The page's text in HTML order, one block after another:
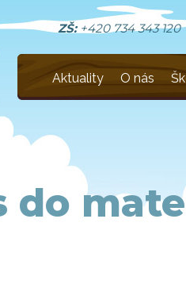
ZŠ: +420 734 343 120
Aktuality O nás
do